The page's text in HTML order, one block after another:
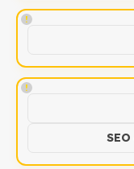
!
!